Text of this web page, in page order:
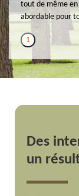
tout de même
abordable pour
1
Des
un